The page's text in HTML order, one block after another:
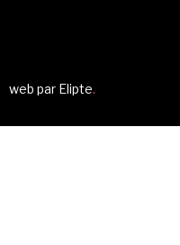
web par Elipte.